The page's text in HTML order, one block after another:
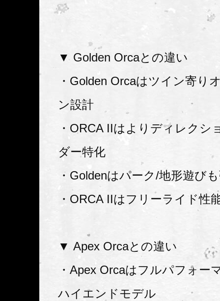
▼ Golden Orcaとの違い
・Golden Orcaはツイン寄り
ン設計
・ORCA IIはよりディレクシ
ダー特化
・Goldenはパーク/地形遊び
・ORCA IIはフリーライド性
▼ Apex Orcaとの違い
・Apex Orcaはフルパフォー
ハイエンドモデル